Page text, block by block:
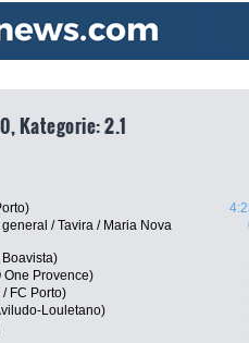
Kategorie: 2.1
/ Tavira / Maria Nova
One Provence)
FC Porto)
Louletano)